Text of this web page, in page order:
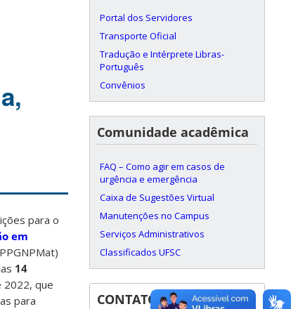
para o
em
14
que
para
Portal dos Servidores
Transporte Oficial
Tradução e Intérprete Libras-
Português
Convênios
Comunidade acadêmica
FAQ – Como agir em casos de
urgência e emergência
Caixa de Sugestões Virtual
Manutenções no Campus
Serviços Administrativos
Classificados UFSC
CONTATOS